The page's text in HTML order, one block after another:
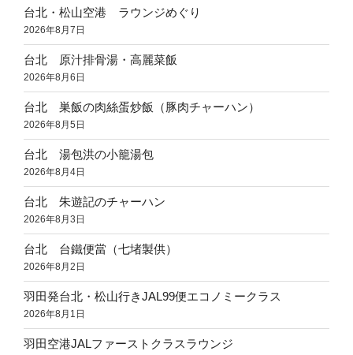
台北・松山空港 ラウンジめぐり
2026年8月7日
台北 原汁排骨湯・高麗菜飯
2026年8月6日
台北 巣飯の肉絲蛋炒飯（豚肉チャーハン）
2026年8月5日
台北 湯包洪の小籠湯包
2026年8月4日
台北 朱遊記のチャーハン
2026年8月3日
台北 台鐵便當（七堵製供）
2026年8月2日
羽田発台北・松山行きJAL99便エコノミークラス
2026年8月1日
羽田空港JALファーストクラスラウンジ